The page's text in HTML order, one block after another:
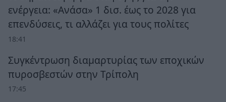
ενέργεια: «Ανάσα» 1 δισ. έως το 2028 για
επενδύσεις, τι αλλάζει για τους πολίτες
18:41
Συγκέντρωση διαμαρτυρίας των εποχικών
πυροσβεστών στην Τρίπολη
17:45